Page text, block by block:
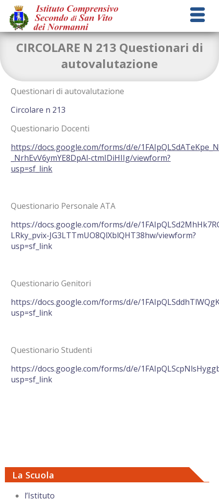
La Scuola
l’Istituto
CIRCOLARE N 213 Questionari di
autovalutazione
Questionari di autovalutazione
Circolare n 213
Questionario Docenti
https://docs.google.com/forms/d/e/
_NrhEvV6ymYE8DpAl-ctmIDiHIIg/viewform?
usp=sf_link
Questionario Personale ATA
https://docs.google.com/forms/d/e/
LRky_pvix-JG3LTTmUO8QlXblQHT38hw/viewform?
usp=sf_link
Questionario Genitori
https://docs.google.com/forms/d/e/
usp=sf_link
Questionario Studenti
https://docs.google.com/forms/d/e/
usp=sf_link